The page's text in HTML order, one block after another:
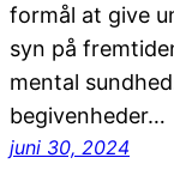
formål at give
syn på
mental
begivenheder…
juni 30, 2024